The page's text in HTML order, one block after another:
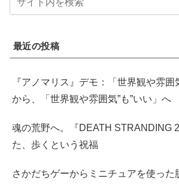
最近の投稿
『アノマリス』デモ：「世界観や雰囲
から、「世界観や雰囲気”も”いい」へ
魂の荒野へ。『DEATH STRANDING
た、歩くという祝福
さかだちゲーからミニチュアを使った